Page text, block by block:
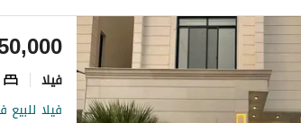
فیلا
فيلا